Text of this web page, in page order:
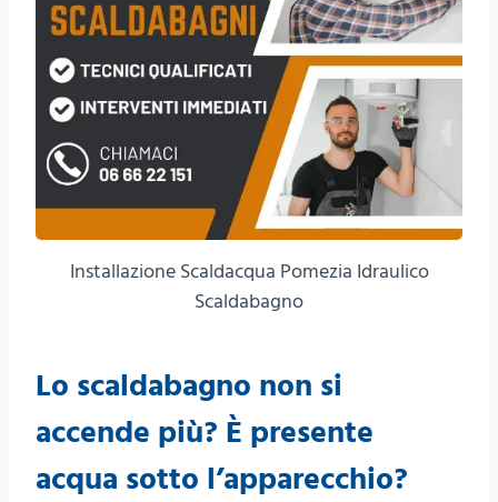
Installazione Scaldacqua Pomezia Idraulico
Scaldabagno
Lo scaldabagno non si
accende più? È presente
acqua sotto l’apparecchio?